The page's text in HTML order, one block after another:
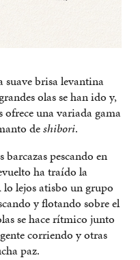
brisa levantina
olas se han ido y,
una variada gama
deshibori.
pescando en
ha traído la
lo lejos atisbo un grupo
y flotando sobre el
se hace rítmico junto
corriendo y otras
paz.